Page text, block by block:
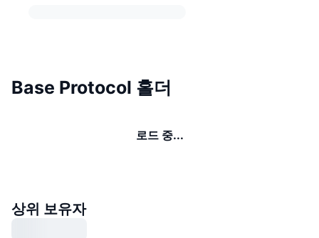
Base Protocol 홀더
로드 중...
상위 보유자